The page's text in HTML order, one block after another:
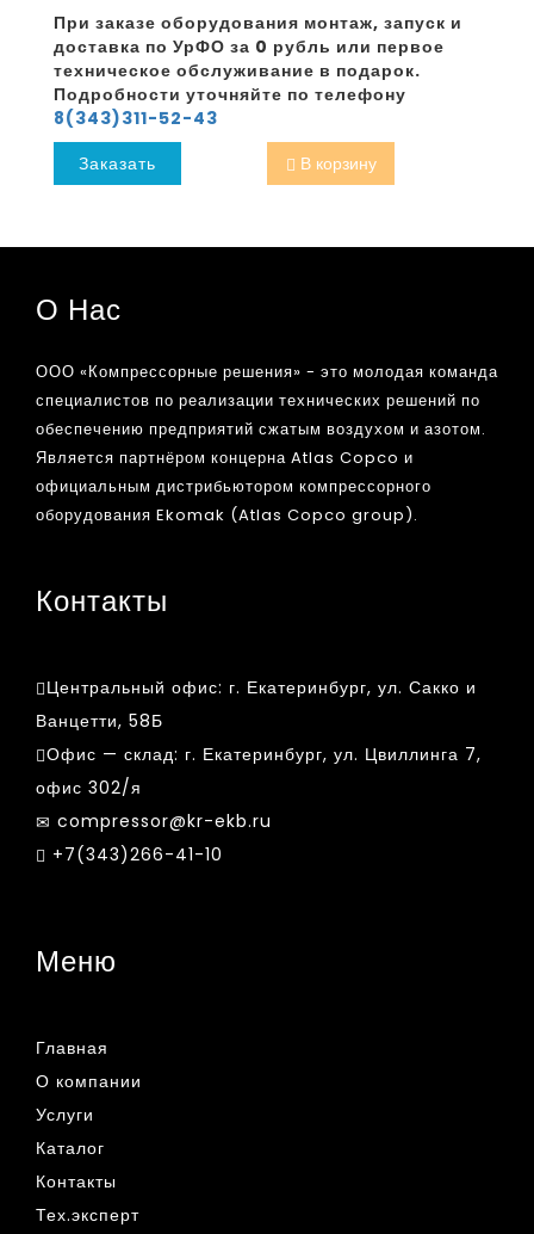
При заказе оборудования монтаж, запуск и
доставка по УрФО за 0 рубль или первое
техническое обслуживание в подарок.
Подробности уточняйте по телефону
8(343)311-52-43
Заказать
В корзину
О Нас
ООО «Компрессорные решения» - это молодая команда
специалистов по реализации технических решений по
обеспечению предприятий сжатым воздухом и азотом.
Является партнёром концерна Atlas Copco и
официальным дистрибьютором компрессорного
оборудования Ekomak (Atlas Copco group).
Контакты
Центральный офис: г. Екатеринбург, ул. Сакко и
Ванцетти, 58Б
Офис — склад: г. Екатеринбург, ул. Цвиллинга 7,
офис 302/я
compressor@kr-ekb.ru
+7(343)266-41-10
Меню
Главная
О компании
Услуги
Каталог
Контакты
Тех.эксперт